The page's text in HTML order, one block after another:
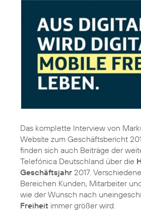
Das komplette Interview von
Website zum Geschäftsbericht
finden sich auch Beiträge der
Telefónica Deutschland über die
Geschäftsjahr 2017.
Bereichen Kunden, Mitarbeiter
wie der Wunsch nach
Freiheit immer größer wird.